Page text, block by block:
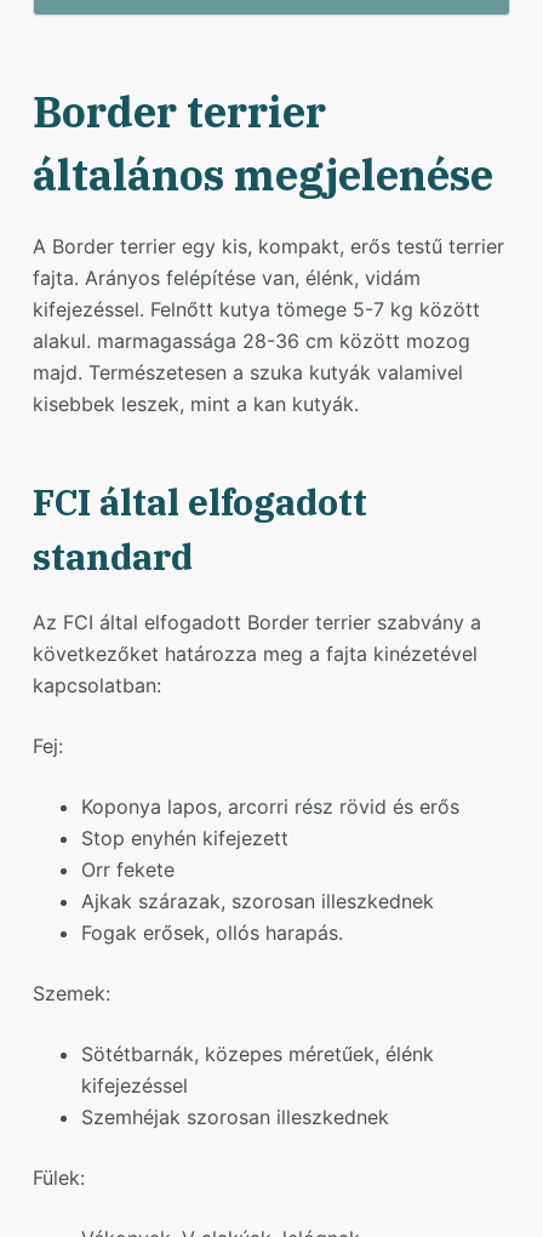
Border terrier
általános megjelenése
A Border terrier egy kis, kompakt, erős testű terrier
fajta. Arányos felépítése van, élénk, vidám
kifejezéssel. Felnőtt kutya tömege 5-7 kg között
alakul. marmagassága 28-36 cm között mozog
majd. Természetesen a szuka kutyák valamivel
kisebbek leszek, mint a kan kutyák.
FCI által elfogadott
standard
Az FCI által elfogadott Border terrier szabvány a
következőket határozza meg a fajta kinézetével
kapcsolatban:
Fej:
Koponya lapos, arcorri rész rövid és erős
Stop enyhén kifejezett
Orr fekete
Ajkak szárazak, szorosan illeszkednek
Fogak erősek, ollós harapás.
Szemek:
Sötétbarnák, közepes méretűek, élénk
kifejezéssel
Szemhéjak szorosan illeszkednek
Fülek: